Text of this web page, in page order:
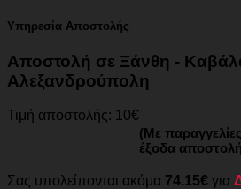
Υπηρεσία Αποστολής
Αποστολή σε Ξάνθη -
Αλεξανδρούπολη
Τιμή αποστολής: 10€
(Με
έξοδα
Σας υπολείπονται ακόμα 74.15€ για